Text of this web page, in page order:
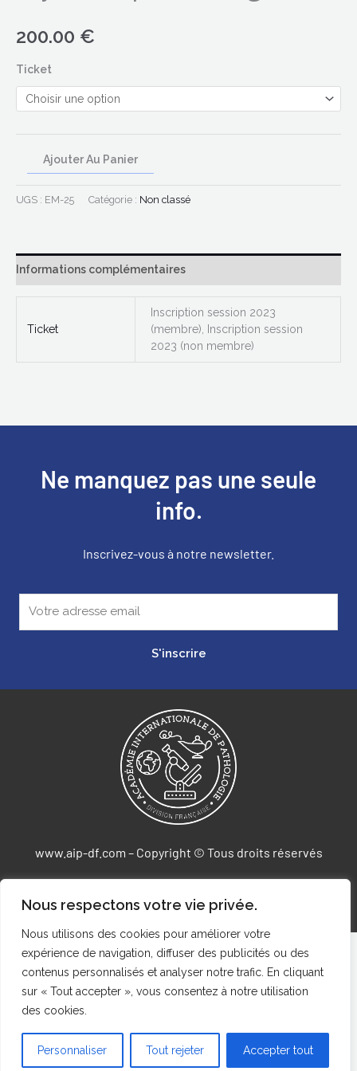
Nous respectons votre vie privée.
Nous utilisons des cookies pour améliorer votre
expérience de navigation, diffuser des publicités ou des
contenus personnalisés et analyser notre trafic. En cliquant
sur « Tout accepter », vous consentez à notre utilisation
des cookies.
Personnaliser Tout rejeter Accepter tout
200.00 €
Ticket
Ajouter Au Panier
UGS : EM-25 Catégorie : Non classé
Informations complémentaires
Ticket
Inscription session 2023
(membre), Inscription session
2023 (non membre)
Ne manquez pas une seule
info.
Inscrivez-vous à notre newsletter.
S'inscrire
www.aip-df.com – Copyright © Tous droits réservés
l'intégration MemberPress WooCommerce Plus